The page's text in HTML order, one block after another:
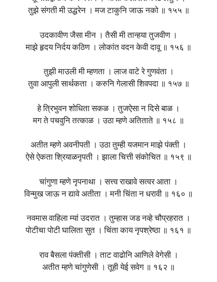
तुझे संगती मी उद्धरेन । मज टाकुनि जाऊ नको ॥ १५५ ॥
उदकावीण जैसा मीन । तैसी मी तान्हया तुजवीण ।
माझे हृदय निर्दय कठिण । लोकांत वदन केवी दावू ॥ १५६ ॥
तुझी माउली मी म्हणता । लाज वाटे रे गुणवंता ।
तुवा आपुली सार्थकता । करुनि गेलासी शिवपदा ॥ १५७ ॥
हे त्रिभुवन शोधिता सकळ । तुजऐसा न दिसे बाळ ।
मग ते पचवुनि तत्काळ । उठा म्हणे अतिताते ॥ १५८ ॥
अतीत म्हणे अवनीपती । उठा तुम्ही यजमान माझे पंक्ती ।
ऐसे ऐकता श्रियाळनृपती । झाला चित्ती संकोचित ॥ १५९ ॥
चांगुणा म्हणे नृपनाथा । सत्त्व राखावे सत्वर आता ।
विन्मुख जाऊ न द्यावे अतीता । मनी चिंता न धरावी ॥ १६० ॥
नवमास वाहिला म्यां उदरात । तुम्हास जड नव्हे चौप्रहरात ।
पोटीचा पोटी घालिता सुत । चिंता काय नृपश्रेष्ठा ॥ १६१ ॥
राव बैसला पंक्तीसी । ताट वाढोनि आणिले वेगेसी ।
अतीत म्हणे चांगुणेसी । तूही येई सवेग ॥ १६२ ॥